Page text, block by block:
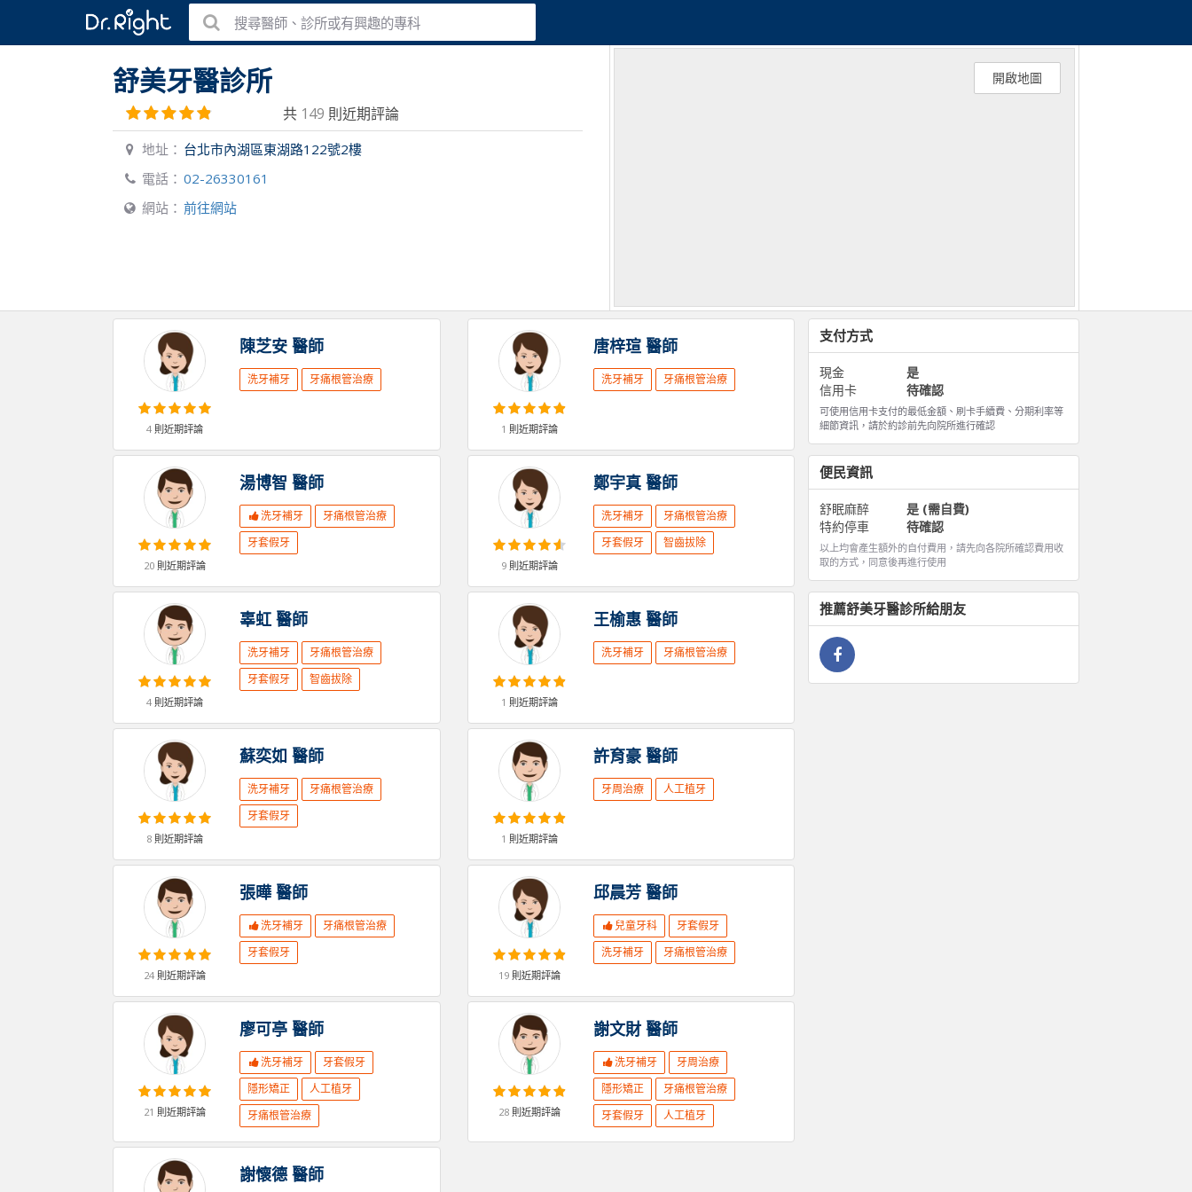
搜尋醫師、診所或有興趣的專科
開啟地圖
舒美牙醫診所
共 149 則近期評論
地址： 台北市內湖區東湖路122號2樓
電話： 02-26330161
網站： 前往網站
4 則近期評論
陳芝安 醫師
洗牙補牙 牙痛根管治療
1 則近期評論
唐梓瑄 醫師
洗牙補牙 牙痛根管治療
20 則近期評論
湯博智 醫師
洗牙補牙
牙痛根管治療
牙套假牙
9則近期評論
鄭宇真 醫師
洗牙補牙
牙痛根管治療
牙套假牙
智齒拔除
4 則近期評論
辜虹 醫師
洗牙補牙
牙痛根管治療
牙套假牙
智齒拔除
1 則近期評論
王榆惠 醫師
洗牙補牙 牙痛根管治療
8 則近期評論
蘇奕如 醫師
洗牙補牙
牙痛根管治療
牙套假牙
1 則近期評論
許育豪 醫師
牙周治療 人工植牙
24 則近期評論
張曄 醫師
洗牙補牙
牙痛根管治療
牙套假牙
19則近期評論
邱晨芳 醫師
兒童牙科
牙套假牙
洗牙補牙
牙痛根管治療
21 則近期評論
廖可亭 醫師
洗牙補牙
牙套假牙
隱形矯正
人工植牙
牙痛根管治療
28則近期評論
謝文財 醫師
洗牙補牙
牙周治療
隱形矯正
牙痛根管治療
牙套假牙
人工植牙
謝懷德 醫師
支付方式
現金 是
信用卡 待確認
可使用信用卡支付的最低金額、刷卡手續費、分期利率等
細節資訊，請於約診前先向院所進行確認
便民資訊
舒眠麻醉 是 (需自費)
特約停車 待確認
以上均會產生額外的自付費用，請先向各院所確認費用收
取的方式，同意後再進行使用
推薦舒美牙醫診所給朋友